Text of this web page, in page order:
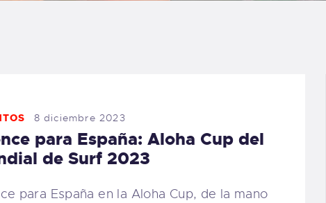
CARRITO
FAMILY
8 diciembre 2023
para España: Aloha Cup del
de Surf 2023
para España en la Aloha Cup, de la mano